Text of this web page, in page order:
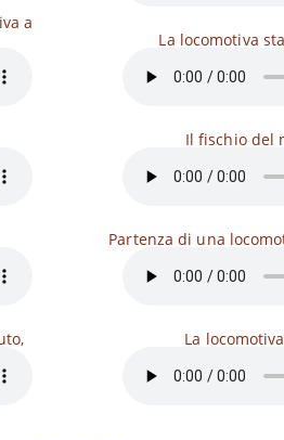
a
La locomotiva
Il fischio del
Partenza di una
La